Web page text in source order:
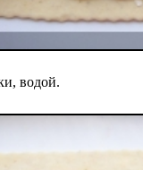
водой.